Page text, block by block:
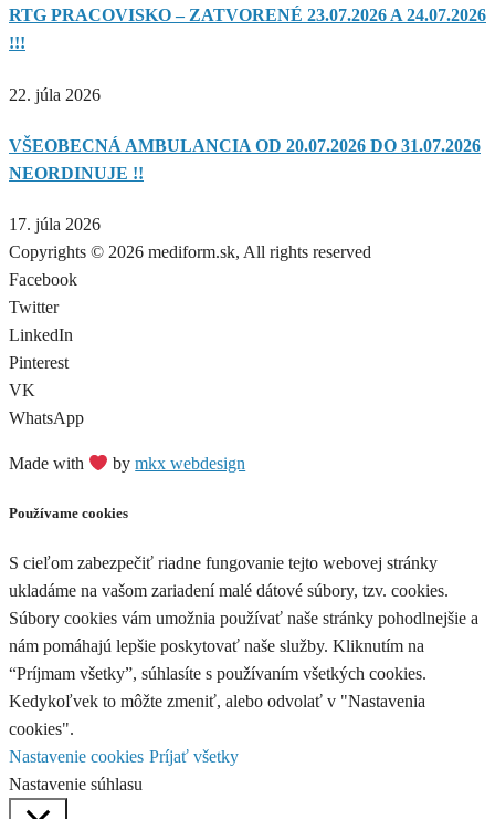
RTG PRACOVISKO – ZATVORENÉ 23.07.2026 A 24.07.2026
!!!
22. júla 2026
VŠEOBECNÁ AMBULANCIA OD 20.07.2026 DO 31.07.2026
NEORDINUJE !!
17. júla 2026
Copyrights © 2026 mediform.sk, All rights reserved​
Facebook
Twitter
LinkedIn
Pinterest
VK
WhatsApp
Made with bymkx webdesign
Používame cookies
S cieľom zabezpečiť riadne fungovanie tejto webovej stránky
ukladáme na vašom zariadení malé dátové súbory, tzv. cookies.
Súbory cookies vám umožnia používať naše stránky pohodlnejšie a
nám pomáhajú lepšie poskytovať naše služby. Kliknutím na
“Príjmam všetky”, súhlasíte s používaním všetkých cookies.
Kedykoľvek to môžte zmeniť, alebo odvolať v "Nastavenia
cookies".
Nastavenie cookies Príjať všetky
Nastavenie súhlasu